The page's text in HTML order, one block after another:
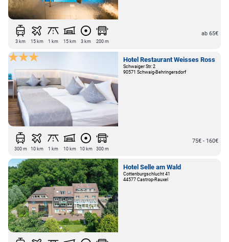
3 km 15 km 1 km 15 km 3 km 200 m
ab 65€
Hotel Restaurant Weisses Ross
Schwaiger Str. 2
90571 Schwaig-Behringersdorf
300 m 10 km 1 km 10 km 10 km 300 m
75€ - 160€
Hotel Selle am Wald
Cottenburgschlucht 41
44577 Castrop-Rauxel